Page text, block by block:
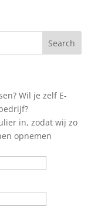
Wil je zelf E-
in, zodat wij zo
opnemen